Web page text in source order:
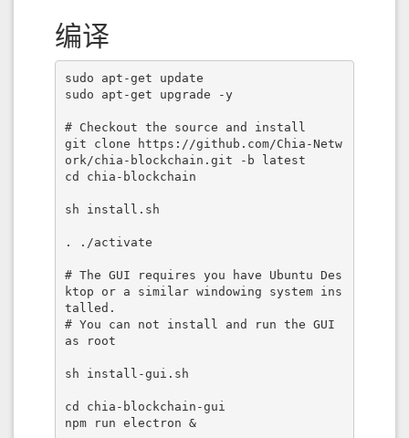
编译
sudo apt-get update
sudo apt-get upgrade -y
# Checkout the source and install
git clone https://github.com/Chia-Netw
ork/chia-blockchain.git -b latest
cd chia-blockchain
sh install.sh
. ./activate
# The GUI requires you have Ubuntu Des
ktop or a similar windowing system ins
talled.
# You can not install and run the GUI
as root
sh install-gui.sh
cd chia-blockchain-gui
npm run electron &